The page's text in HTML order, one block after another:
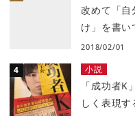
改めて「自
け」を書い
2018/02/01
小説
「成功者
しく表現